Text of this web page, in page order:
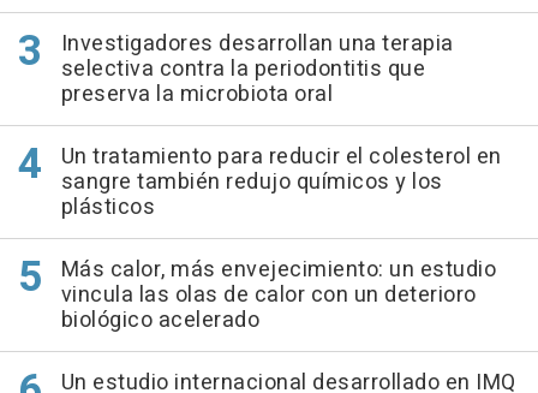
Investigadores desarrollan una terapia
selectiva contra la periodontitis que
preserva la microbiota oral
Un tratamiento para reducir el colesterol en
sangre también redujo químicos y los
plásticos
Más calor, más envejecimiento: un estudio
vincula las olas de calor con un deterioro
biológico acelerado
Un estudio internacional desarrollado en IMQ